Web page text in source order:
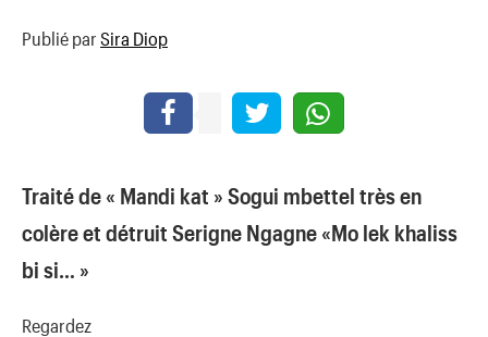
Publié par Sira Diop
Traité de « Mandi kat » Sogui mbettel très en
colère et détruit Serigne Ngagne «Mo lek khaliss
bi si… »
Regardez